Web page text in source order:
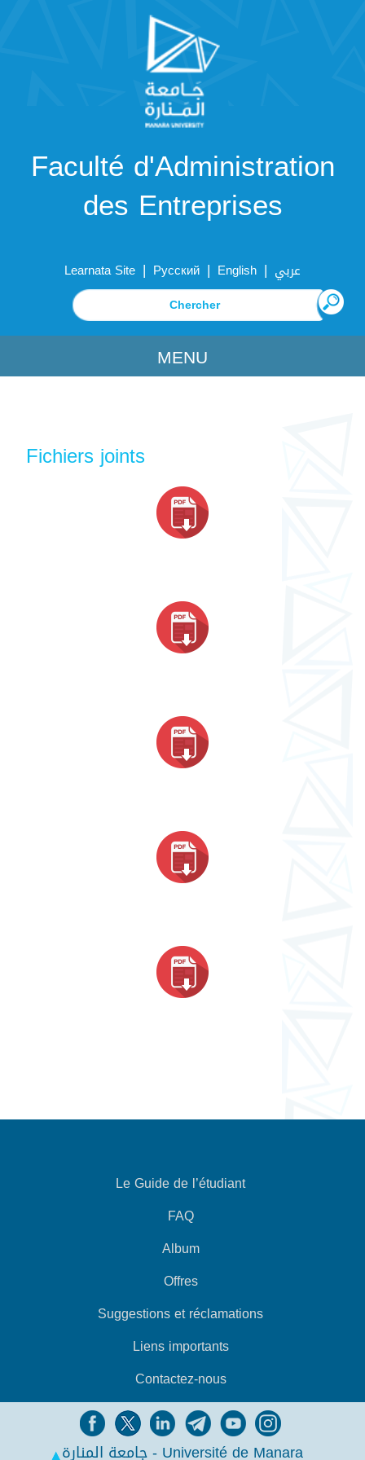
Faculté d'Administration
des Entreprises
Learnata Site | Русский | English | عربي
MENU
Fichiers joints
Le Guide de l’étudiant
FAQ
Album
Offres
Suggestions et réclamations
Liens importants
Contactez-nous
جامعة المنارة - Université de Manara